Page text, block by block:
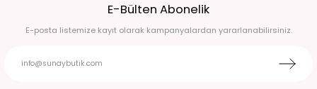
E-Bülten Abonelik
E-posta listemize kayıt olarak kampanyalardan yararlanabilirsiniz.